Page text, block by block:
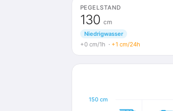
PEGELSTAND
130 cm
Niedrigwasser
+0 cm/1h · +1 cm/24h
150 cm